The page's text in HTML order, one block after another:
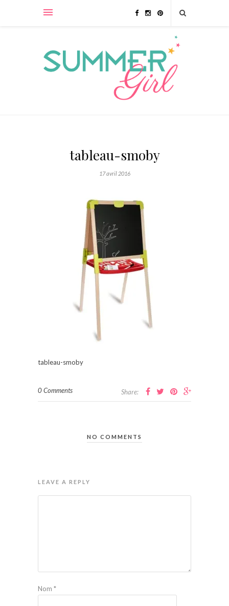
tableau-smoby
17 avril 2016
tableau-smoby
0 Comments Share:
NO COMMENTS
LEAVE A REPLY
Nom *